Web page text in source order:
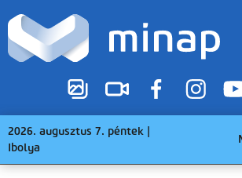
2026. augusztus 7. péntek |
Ibolya